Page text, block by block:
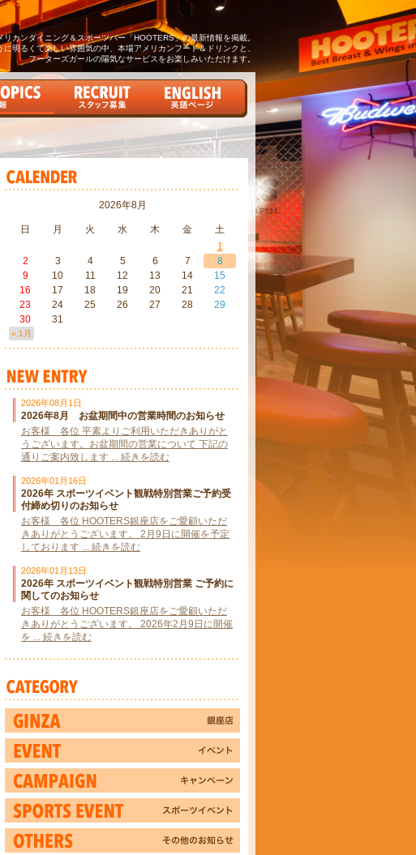
カンダイニング＆スポーツバー「HOOTERS」の最新情報を掲載。
に明るくて楽しい雰囲気の中、本場アメリカンフード＆ドリンクと、
フーターズガールの陽気なサービスをお楽しみいただけます。
2026年8月
日 月 火 水 木 金 土
« 1月
1
2
3 4 5 6 7
8
9
10 11 12 13 14
15
16
17 18 19 20 21
22
23
24 25 26 27 28
29
30
31
2026年08月1日
2026年8月 お盆期間中の営業時間のお知らせ
お客様 各位 平素よりご利用いただきありがと
うございます。お盆期間の営業について 下記の
通りご案内致します ... 続きを読む
2026年01月16日
2026年 スポーツイベント観戦特別営業ご予約受
付締め切りのお知らせ
お客様 各位 HOOTERS銀座店をご愛顧いただ
きありがとうございます。 2月9日に開催を予定
しております ... 続きを読む
2026年01月13日
2026年 スポーツイベント観戦特別営業 ご予約に
関してのお知らせ
お客様 各位 HOOTERS銀座店をご愛顧いただ
きありがとうございます。 2026年2月9日に開催
を ... 続きを読む